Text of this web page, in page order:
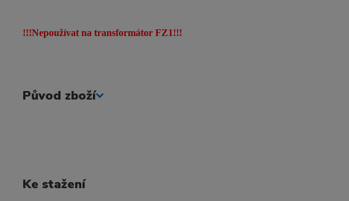
!!!Nepoužívat na transformátor FZ1!!!
Původ zboží
Ke stažení